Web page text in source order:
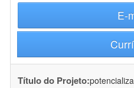
E-
Título do Projeto: